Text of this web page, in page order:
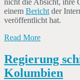
einem Bericht der
veröffentlicht hat.
Read More
Regierung
Kolumbien